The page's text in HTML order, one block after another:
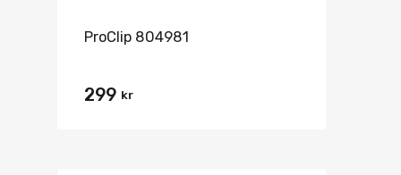
ProClip 804981
299 kr